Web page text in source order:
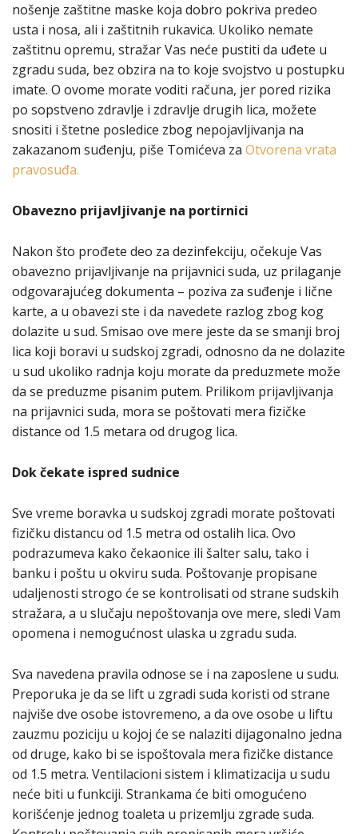
nošenje zaštitne maske koja dobro pokriva predeo
usta i nosa, ali i zaštitnih rukavica. Ukoliko nemate
zaštitnu opremu, stražar Vas neće pustiti da uđete u
zgradu suda, bez obzira na to koje svojstvo u postupku
imate. O ovome morate voditi računa, jer pored rizika
po sopstveno zdravlje i zdravlje drugih lica, možete
snositi i štetne posledice zbog nepojavljivanja na
zakazanom suđenju, piše Tomićeva za Otvorena vrata
pravosuđa.
Obavezno prijavljivanje na portirnici
Nakon što prođete deo za dezinfekciju, očekuje Vas
obavezno prijavljivanje na prijavnici suda, uz prilaganje
odgovarajućeg dokumenta – poziva za suđenje i lične
karte, a u obavezi ste i da navedete razlog zbog kog
dolazite u sud. Smisao ove mere jeste da se smanji broj
lica koji boravi u sudskoj zgradi, odnosno da ne dolazite
u sud ukoliko radnja koju morate da preduzmete može
da se preduzme pisanim putem. Prilikom prijavljivanja
na prijavnici suda, mora se poštovati mera fizičke
distance od 1.5 metara od drugog lica.
Dok čekate ispred sudnice
Sve vreme boravka u sudskoj zgradi morate poštovati
fizičku distancu od 1.5 metra od ostalih lica. Ovo
podrazumeva kako čekaonice ili šalter salu, tako i
banku i poštu u okviru suda. Poštovanje propisane
udaljenosti strogo će se kontrolisati od strane sudskih
stražara, a u slučaju nepoštovanja ove mere, sledi Vam
opomena i nemogućnost ulaska u zgradu suda.
Sva navedena pravila odnose se i na zaposlene u sudu.
Preporuka je da se lift u zgradi suda koristi od strane
najviše dve osobe istovremeno, a da ove osobe u liftu
zauzmu poziciju u kojoj će se nalaziti dijagonalno jedna
od druge, kako bi se ispoštovala mera fizičke distance
od 1.5 metra. Ventilacioni sistem i klimatizacija u sudu
neće biti u funkciji. Strankama će biti omogućeno
korišćenje jednog toaleta u prizemlju zgrade suda.